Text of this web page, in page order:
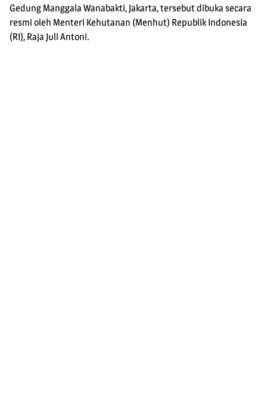
Gedung Manggala Wanabakti, Jakarta, tersebut dibuka secara
resmi oleh Menteri Kehutanan (Menhut) Republik Indonesia
(RI), Raja Juli Antoni.